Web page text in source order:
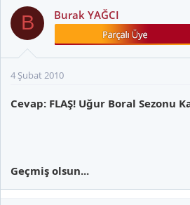
B Burak YAĞCI
4 Şubat 2010
Cevap: FLAŞ! Uğur Boral Sezonu
Geçmiş olsun...